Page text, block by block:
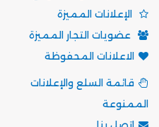
الإعلانات المميزة
عضويات التجار المميزة
الاعلانات المحفوظة
قائمة السلع والإعلانات
الممنوعة